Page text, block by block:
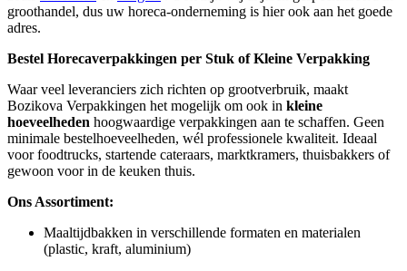
groothandel, dus uw horeca-onderneming is hier ook aan het goede
adres.
Bestel Horecaverpakkingen per Stuk of Kleine Verpakking
Waar veel leveranciers zich richten op grootverbruik, maakt
Bozikova Verpakkingen het mogelijk om ook in kleine
hoeveelheden hoogwaardige verpakkingen aan te schaffen. Geen
minimale bestelhoeveelheden, wél professionele kwaliteit. Ideaal
voor foodtrucks, startende cateraars, marktkramers, thuisbakkers of
gewoon voor in de keuken thuis.
Ons Assortiment:
Maaltijdbakken in verschillende formaten en materialen
(plastic, kraft, aluminium)